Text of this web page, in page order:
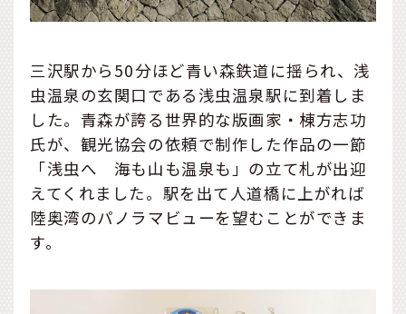
三沢駅から50分ほど青い森鉄道に揺られ、浅
虫温泉の玄関口である浅虫温泉駅に到着しま
した。青森が誇る世界的な版画家・棟方志功
氏が、観光協会の依頼で制作した作品の一節
「浅虫へ 海も山も温泉も」の立て札が出迎
えてくれました。駅を出て人道橋に上がれば
陸奥湾のパノラマビューを望むことができま
す。